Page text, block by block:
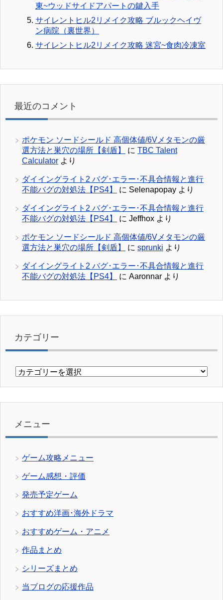
東~ウッドサイドアパートの鍵入手
サイレントヒル2リメイク攻略 ブルックヘイヴ
ン病院（裏世界）
サイレントヒル2リメイク攻略 迷宮~食肉冷凍室
最近のコメント
ポケモン ソードシールド 高個体値/6Vメタモンの厳
選方法と巣穴の場所【剣盾】
に TBC Talent
Calculator より
ダイイングライト2 バグ･エラー･不具合情報と進行
不能バグの対処法【PS4】
に Selenapopay より
ダイイングライト2 バグ･エラー･不具合情報と進行
不能バグの対処法【PS4】
に Jeffhox より
ポケモン ソードシールド 高個体値/6Vメタモンの厳
選方法と巣穴の場所【剣盾】
に sprunki より
ダイイングライト2 バグ･エラー･不具合情報と進行
不能バグの対処法【PS4】
に Aaronnar より
カテゴリー
カ
リ
メニュー
ゲーム攻略メニュー
ゲーム感想・評価
発売予定ゲーム
おすすめ洋画･海外ドラマ
おすすめゲーム・アニメ
作品まとめ
シリーズまとめ
当ブログの応援作品